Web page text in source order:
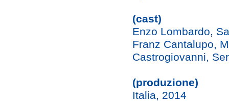
(cast)
Enzo Lombardo,
Franz Cantalupo,
Castrogiovanni,
(produzione)
Italia, 2014